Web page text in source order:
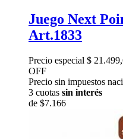
Juego Next
Art.1833
Precio especial $
OFF
Precio sin impuestos
3 cuotas sin interés
de $7.166